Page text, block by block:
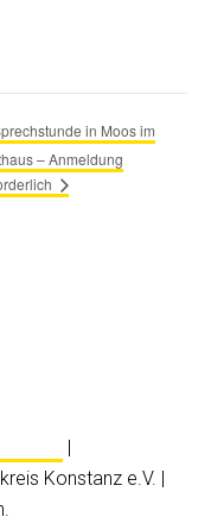
in Moos im
– Anmeldung
|
Konstanz e.V. |